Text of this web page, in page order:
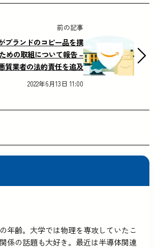
前の記事
ブランドのコピー品を撲
めの取組について報告 –
質業者の法的責任を追及
2022年6月13日 11:00
年齢。大学では物理を専攻していたこ
係の話題も大好き。最近は半導体関連